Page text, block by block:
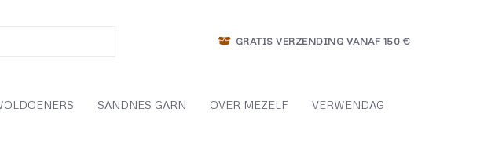
GRATIS VERZENDING VANAF 150 €
SANDNES GARN OVER MEZELF VERWENDAG